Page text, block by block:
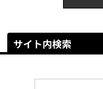
サイト内検索